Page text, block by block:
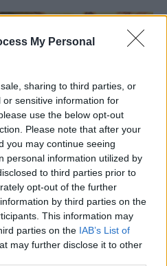
My Personal
sharing to third parties, or
sensitive information for
use the below opt-out
Please note that after your
you may continue seeing
personal information utilized by
to third parties prior to
opt-out of the further
by third parties on the
This information may
parties on the IAB’s List of
may further disclose it to other
segunda mano en
tu coche? Apostar por…